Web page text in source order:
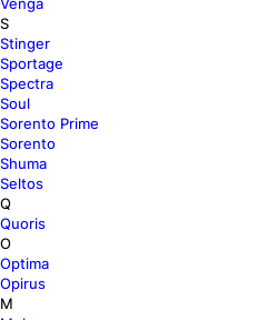
Venga
S
Stinger
Sportage
Spectra
Soul
Sorento Prime
Sorento
Shuma
Seltos
Q
Quoris
O
Optima
Opirus
M